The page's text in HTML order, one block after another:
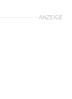
ANZEIGE